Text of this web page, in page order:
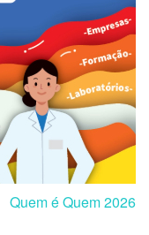
Quem é Quem 2026